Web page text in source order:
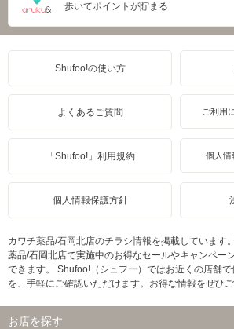
歩いてポイントが貯まる
Shufoo!の使い方
よくあるご質問 ご利用
「Shufoo!」利用規約 個人情
個人情報保護方針
カワチ薬品/石岡北店のチラシ情報を掲載しています
薬品/石岡北店で実施中のお得なセールやキャンペー
できます。 Shufoo!（シュフー）ではお近くの店舗
を、手軽にご確認いただけます。お得な情報をぜひご
お店を探す